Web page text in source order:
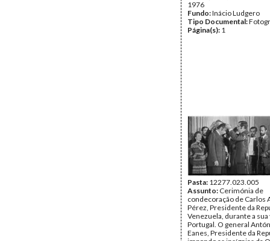
1976
Fundo:Inácio Ludgero
Tipo Documental:
Página(s): 1
Pasta: 12277.023.005
Assunto: Cerimónia de
condecoração de Carlos
Pérez, Presidente da
Venezuela, durante a sua
Portugal. O general
Eanes, Presidente da